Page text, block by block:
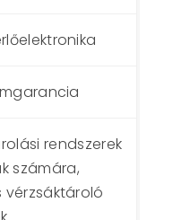
rendszerek
számára,